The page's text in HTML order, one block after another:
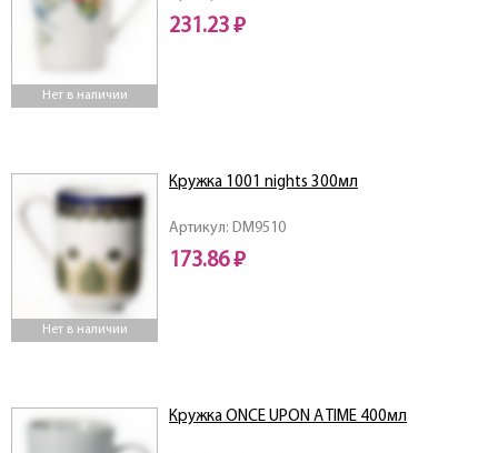
Нет в наличии
231.23 ₽
Нет в наличии
Артикул: DM9510
Кружка 1001 nights 300мл
173.86 ₽
Кружка ONCE UPON A TIME 400мл